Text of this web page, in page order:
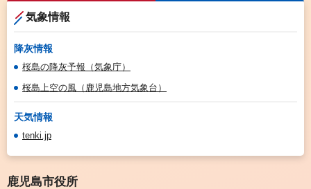
気象情報
降灰情報
桜島の降灰予報（気象庁）
桜島上空の風（鹿児島地方気象台）
天気情報
tenki.jp
鹿児島市役所